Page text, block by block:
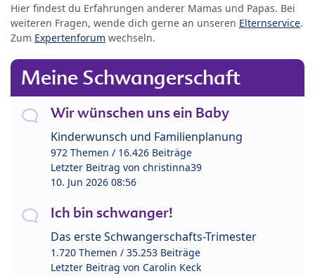
Hier findest du Erfahrungen anderer Mamas und Papas. Bei
weiteren Fragen, wende dich gerne an unseren Elternservice.
Zum Expertenforum wechseln.
Meine Schwangerschaft
Wir wünschen uns ein Baby
Kinderwunsch und Familienplanung
972 Themen / 16.426 Beiträge
Letzter Beitrag von christinna39
10. Jun 2026 08:56
Ich bin schwanger!
Das erste Schwangerschafts-Trimester
1.720 Themen / 35.253 Beiträge
Letzter Beitrag von Carolin Keck